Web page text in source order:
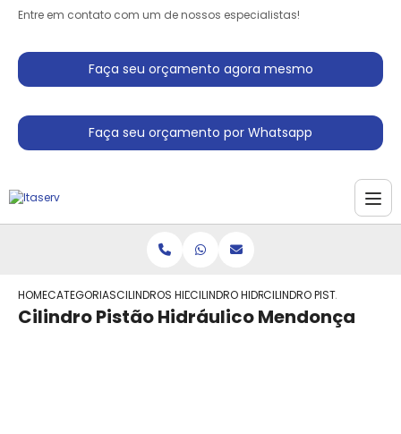
Entre em contato com um de nossos especialistas!
Faça seu orçamento agora mesmo
Faça seu orçamento por Whatsapp
HOMECATEGORIASCILINDROS HIDRAULICOCILINDRO HIDRAULICO PARA PRENSA
CILINDRO PISTAO
Cilindro Pistão Hidráulico Mendonça